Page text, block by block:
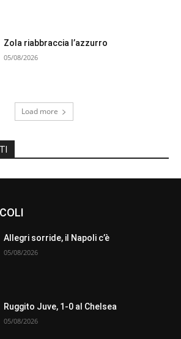
Zola riabbraccia l’azzurro
05/08/2026
Load more
Allegri sorride, il Napoli c’è
05/08/2026
Ruggito Juve, 1-0 al Chelsea
05/08/2026